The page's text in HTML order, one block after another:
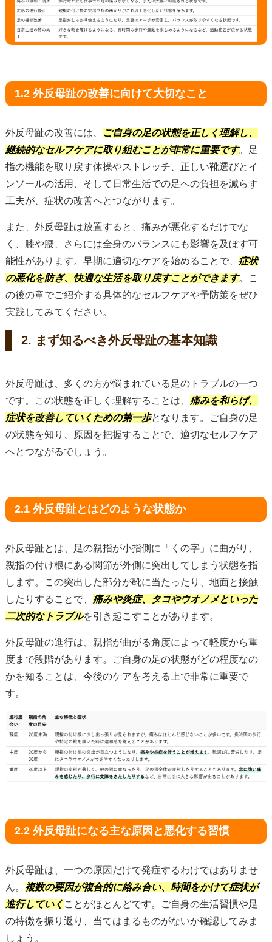
1.2 外反母趾の改善に向けて大切なこと
外反母趾の改善には、
ご自身の足の状態を正しく理解し、
継続的なセルフケアに取り組むことが非常に重要です。足
指の機能を取り戻す体操やストレッチ、正しい靴選びとイ
ンソールの活用、そして日常生活での足への負担を減らす
工夫が、症状の改善へとつながります。
また、外反母趾は放置すると、痛みが悪化するだけでな
く、膝や腰、さらには全身のバランスにも影響を及ぼす可
能性があります。早期に適切なケアを始めることで、 症状
の悪化を防ぎ、快適な生活を取り戻すことができます。こ
の後の章でご紹介する具体的なセルフケアや予防策をぜひ
実践してみてください。
2. まず知るべき外反母趾の基本知識
外反母趾は、多くの方が悩まれている足のトラブルの一つ
です。この状態を正しく理解することは、 痛みを和らげ、
症状を改善していくための第一歩となります。ご自身の足
の状態を知り、原因を把握することで、適切なセルフケア
へとつながるでしょう。
2.1 外反母趾とはどのような状態か
外反母趾とは、足の親指が小指側に「くの字」に曲がり、
親指の付け根にある関節が外側に突出してしまう状態を指
します。この突出した部分が靴に当たったり、地面と接触
したりすることで、 痛みや炎症、タコやウオノメといった
二次的なトラブルを引き起こすことがあります。
外反母趾の進行は、親指が曲がる角度によって軽度から重
度まで段階があります。ご自身の足の状態がどの程度なの
かを知ることは、今後のケアを考える上で非常に重要で
す。
2.2 外反母趾になる主な原因と悪化する習慣
外反母趾は、一つの原因だけで発症するわけではありませ
ん。 複数の要因が複合的に絡み合い、時間をかけて症状が
進行していく ことがほとんどです。ご自身の生活習慣や足
の特徴を振り返り、当てはまるものがないか確認してみま
しょう。